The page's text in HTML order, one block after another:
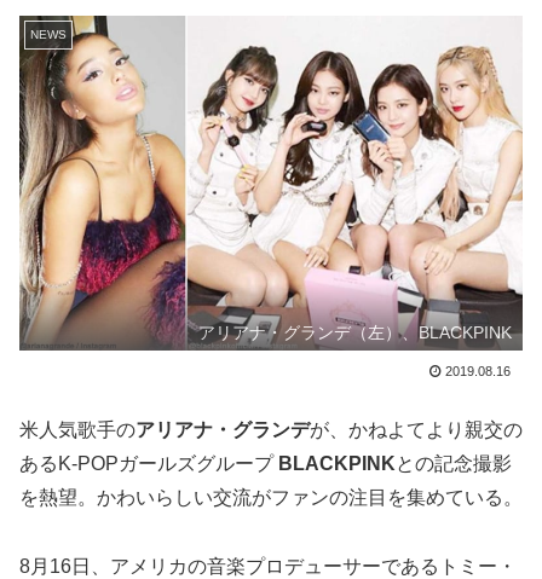
NEWS
アリアナ・グランデ（左）、BLACKPINK
2019.08.16
米人気歌手のアリアナ・グランデが、かねよてより親交の
あるK-POPガールズグループ BLACKPINKとの記念撮影
を熱望。かわいらしい交流がファンの注目を集めている。
8月16日、アメリカの音楽プロデューサーであるトミー・